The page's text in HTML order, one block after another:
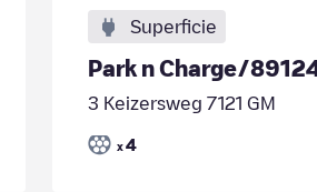
Superficie
Park n Charge/
3 Keizersweg 7121 GM
x 4